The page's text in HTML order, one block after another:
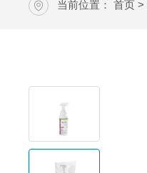
当前位置：首页 >